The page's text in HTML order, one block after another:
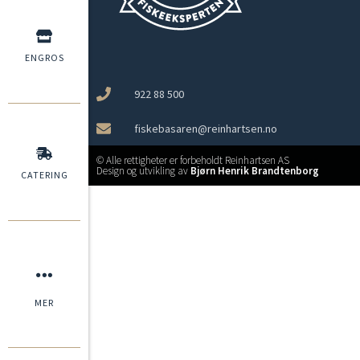
ENGROS
CATERING
MER
922 88 500
fiskebasaren@reinhartsen.no
© Alle rettigheter er forbeholdt Reinhartsen AS
Design og utvikling av Bjørn Henrik Brandtenborg